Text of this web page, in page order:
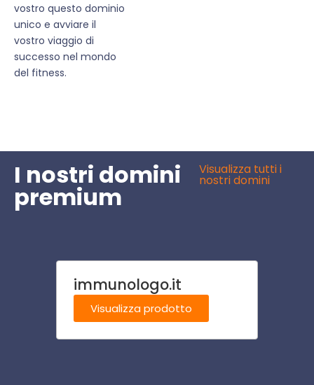
vostro questo dominio
unico e avviare il
vostro viaggio di
successo nel mondo
del fitness.
I nostri domini
premium
Visualizza tutti i
nostri domini
immunologo.it
Visualizza prodotto